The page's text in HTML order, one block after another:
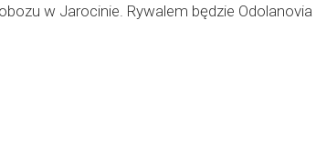
w Jarocinie. Rywalem będzie